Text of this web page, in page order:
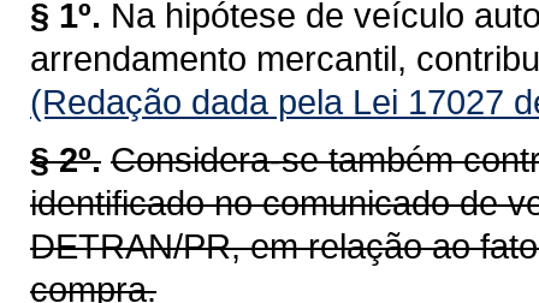
§ 1º. Na hipótese de veículo
arrendamento mercantil,
(Redação dada pela Lei 17027
§ 2º. Considera-se também
identificado no comunicado de
DETRAN/PR, em relação ao
compra.